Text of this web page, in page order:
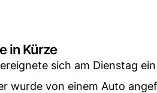
in Kürze
sich am Dienstag
wurde von einem Auto